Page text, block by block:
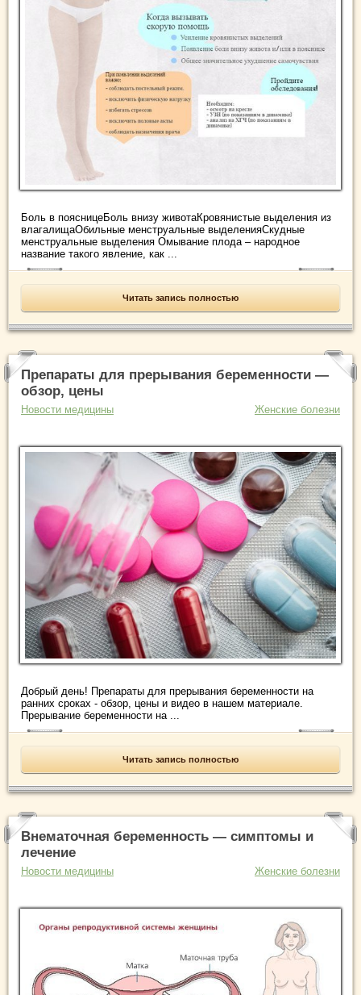
Боль в поясницеБоль внизу животаКровянистые выделения из
влагалищаОбильные менструальные выделенияСкудные
менструальные выделения Омывание плода – народное
название такого явление, как ...
Читать запись полностью
Препараты для прерывания беременности —
обзор, цены
Новости медицины Женские болезни
Добрый день! Препараты для прерывания беременности на
ранних сроках - обзор, цены и видео в нашем материале.
Прерывание беременности на ...
Читать запись полностью
Внематочная беременность — симптомы и
лечение
Новости медицины Женские болезни